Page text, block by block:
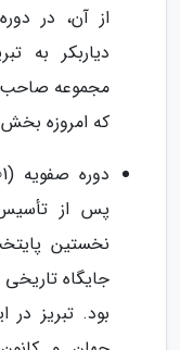
از آن، در
دیاربکر به
مجموعه
که امروزه
پس از تأسیس
نخستین
جایگاه
بود. تبریز در